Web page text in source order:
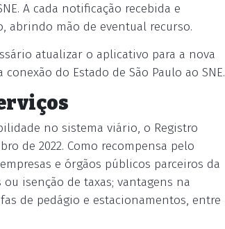
A cada notificação recebida e
abrindo mão de eventual recurso.
atualizar o aplicativo para a nova
do Estado de São Paulo ao SNE.
no sistema viário, o Registro
de 2022. Como recompensa pelo
e órgãos públicos parceiros da
isenção de taxas; vantagens na
de pedágio e estacionamentos, entre